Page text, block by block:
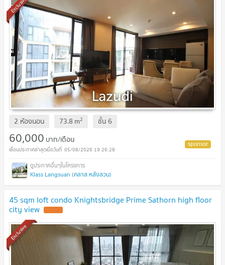
Exclusive
2 ห้องนอน 73.8m2 ชั้น 6
60,000 บาท/เดือน
05/08/2026 19:26:28
Klass Langsuan (คลาส หลังสวน)
45 sqm loft condo Knightsbridge Prime Sathorn high floor
city view
Exclusive